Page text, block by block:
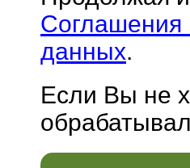
Соглашения
данных.
Если Вы не